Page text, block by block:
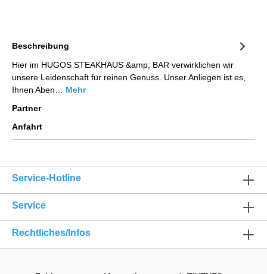
Beschreibung
Hier im HUGOS STEAKHAUS &amp; BAR verwirklichen wir
unsere Leidenschaft für reinen Genuss. Unser Anliegen ist es,
Ihnen Aben… Mehr
Partner
Anfahrt
Service-Hotline
Service
Rechtliches/Infos